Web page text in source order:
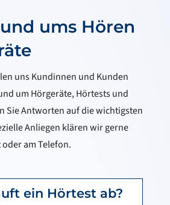
ums Hören
uns Kundinnen und Kunden
um Hörgeräte, Hörtests und
Sie Antworten auf die wichtigsten
Anliegen klären wir gerne
am Telefon.
ein Hörtest ab?